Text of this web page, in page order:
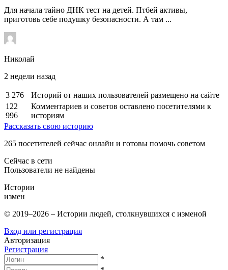
Для начала тайно ДНК тест на детей. Птбей активы,
приготовь себе подушку безопасности. А там ...
Николай
2 недели назад
3 276
Историй от наших пользователей размещено на сайте
122
996
Комментариев и советов оставлено посетителями к
историям
Рассказать свою историю
265 посетителей сейчас онлайн и готовы помочь советом
Сейчас в сети
Пользователи не найдены
Истории
измен
© 2019–2026 – Истории людей, столкнувшихся с изменой
Вход или регистрация
Авторизация
Регистрация
*